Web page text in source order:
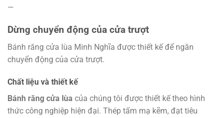
—
Dừng chuyển động của cửa trượt
Bánh răng cửa lùa Minh Nghĩa được thiết kế để ngăn
chuyển động của cửa trượt.
Chất liệu và thiết kế
Bánh răng cửa lùa của chúng tôi được thiết kế theo hình
thức công nghiệp hiện đại. Thép tấm mạ kẽm, đạt tiêu